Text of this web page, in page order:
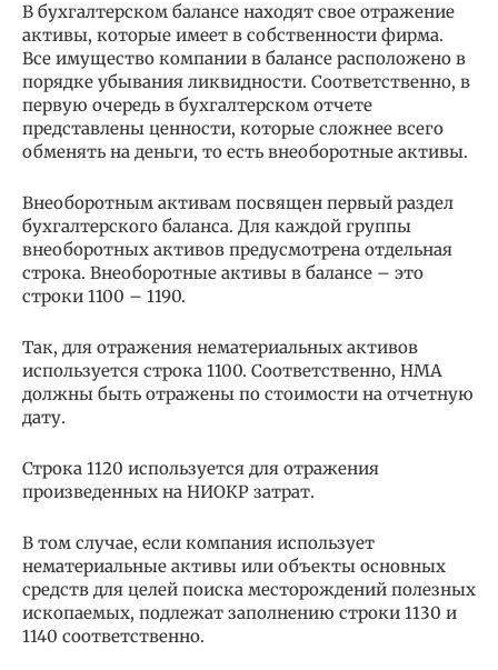
В бухгалтерском балансе находят свое отражение
активы, которые имеет в собственности фирма.
Все имущество компании в балансе расположено в
порядке убывания ликвидности. Соответственно, в
первую очередь в бухгалтерском отчете
представлены ценности, которые сложнее всего
обменять на деньги, то есть внеоборотные активы.
Внеоборотным активам посвящен первый раздел
бухгалтерского баланса. Для каждой группы
внеоборотных активов предусмотрена отдельная
строка. Внеоборотные активы в балансе – это
строки 1100 – 1190.
Так, для отражения нематериальных активов
используется строка 1100. Соответственно, НМА
должны быть отражены по стоимости на отчетную
дату.
Строка 1120 используется для отражения
произведенных на НИОКР затрат.
В том случае, если компания использует
нематериальные активы или объекты основных
средств для целей поиска месторождений полезных
ископаемых, подлежат заполнению строки 1130 и
1140 соответственно.